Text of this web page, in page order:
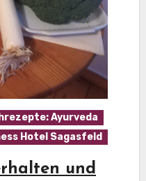
Ayurveda
Hotel Sagasfeld
und